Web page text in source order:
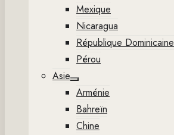
Mexique
Nicaragua
République Dominicaine
Pérou
Asie
Show
sub
menu
Arménie
Bahreïn
Chine